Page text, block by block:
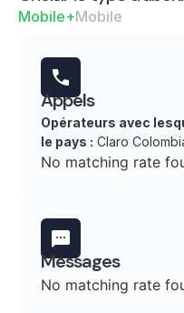
Mobile+Mobile
Appels
Opérateurs avec
le pays : Claro
No matching rate
Messages
No matching rate